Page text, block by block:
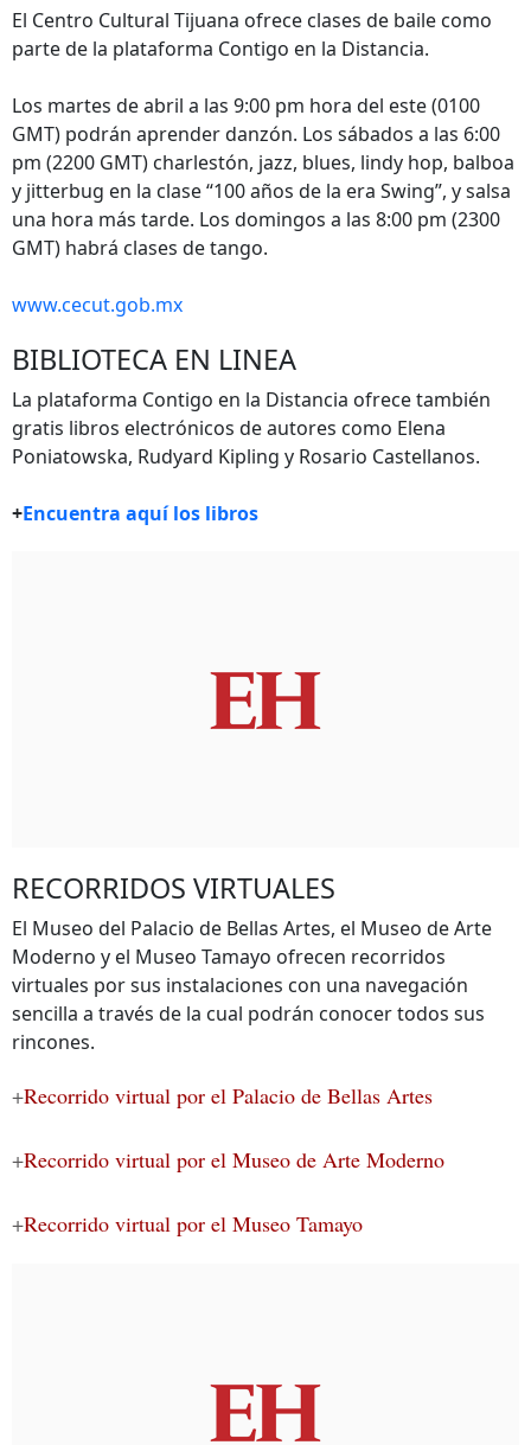
El Centro Cultural Tijuana ofrece clases de baile como
parte de la plataforma Contigo en la Distancia.
Los martes de abril a las 9:00 pm hora del este (0100
GMT) podrán aprender danzón. Los sábados a las 6:00
pm (2200 GMT) charlestón, jazz, blues, lindy hop, balboa
y jitterbug en la clase “100 años de la era Swing”, y salsa
una hora más tarde. Los domingos a las 8:00 pm (2300
GMT) habrá clases de tango.
www.cecut.gob.mx
BIBLIOTECA EN LINEA
La plataforma Contigo en la Distancia ofrece también
gratis libros electrónicos de autores como Elena
Poniatowska, Rudyard Kipling y Rosario Castellanos.
+Encuentra aquí los libros
RECORRIDOS VIRTUALES
El Museo del Palacio de Bellas Artes, el Museo de Arte
Moderno y el Museo Tamayo ofrecen recorridos
virtuales por sus instalaciones con una navegación
sencilla a través de la cual podrán conocer todos sus
rincones.
+Recorrido virtual por el Palacio de Bellas Artes
+Recorrido virtual por el Museo de Arte Moderno
+Recorrido virtual por el Museo Tamayo